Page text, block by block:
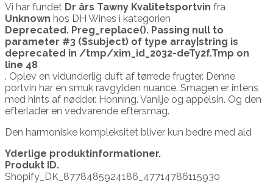
Vi har fundet Dr års Tawny Kvalitetsportvin fra
Unknown hos DH Wines i kategorien
Deprecated. Preg_replace(). Passing null to
parameter #3 ($subject) of type array|string is
deprecated in /tmp/xim_id_2032-deTy2f.Tmp on
line 48
. Oplev en vidunderlig duft af tørrede frugter. Denne
portvin har en smuk ravgylden nuance. Smagen er intens
med hints af nødder. Honning. Vanilje og appelsin. Og den
efterlader en vedvarende eftersmag.
Den harmoniske kompleksitet bliver kun bedre med ald
Yderlige produktinformationer.
Produkt ID.
Shopify_DK_8778485924186_47714786115930